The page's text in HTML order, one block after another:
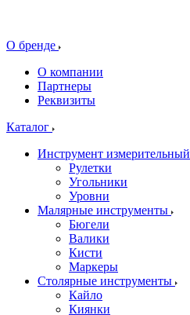
О бренде
О компании
Партнеры
Реквизиты
Каталог
Инструмент измерительный
Рулетки
Угольники
Уровни
Малярные инструменты
Бюгели
Валики
Кисти
Маркеры
Столярные инструменты
Кайло
Киянки